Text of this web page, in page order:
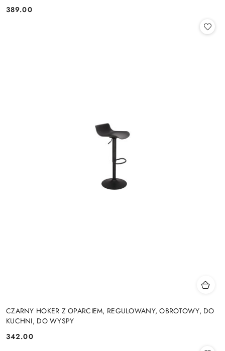
Cena:
389.00
CZARNY HOKER Z OPARCIEM, REGULOWANY, OBROTOWY, DO
KUCHNI, DO WYSPY
Cena:
342.00